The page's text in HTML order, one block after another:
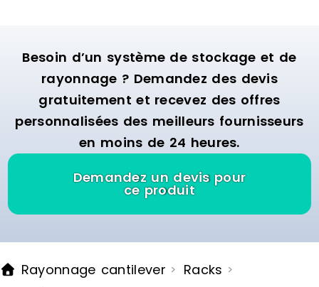
Besoin d’un système de stockage et de
rayonnage ? Demandez des devis
gratuitement et recevez des offres
personnalisées des meilleurs fournisseurs
en moins de 24 heures.
Demandez un devis pour
ce produit
Rayonnage cantilever > Racks >